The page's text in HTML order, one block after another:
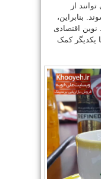
از
بنابراین،
اقتصادی
یکدیگر کمک